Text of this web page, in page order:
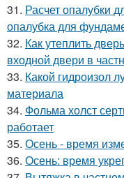
31. Расчет опалубки
опалубка для
32. Как утеплить
входной двери в
33. Какой гидроизол
материала
34. Фольма холст
работает
35. Осень - время
36. Осень: время